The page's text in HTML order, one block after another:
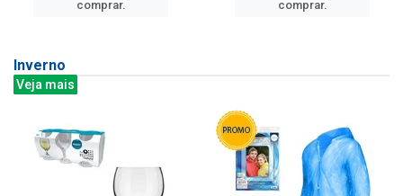
comprar.
comprar.
Inverno
Veja mais